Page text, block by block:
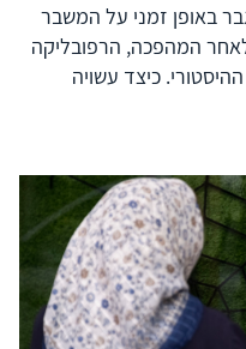
באופן זמני על המשבר
לאחר המהפכה, הרפובליקה
כיצד עשויה